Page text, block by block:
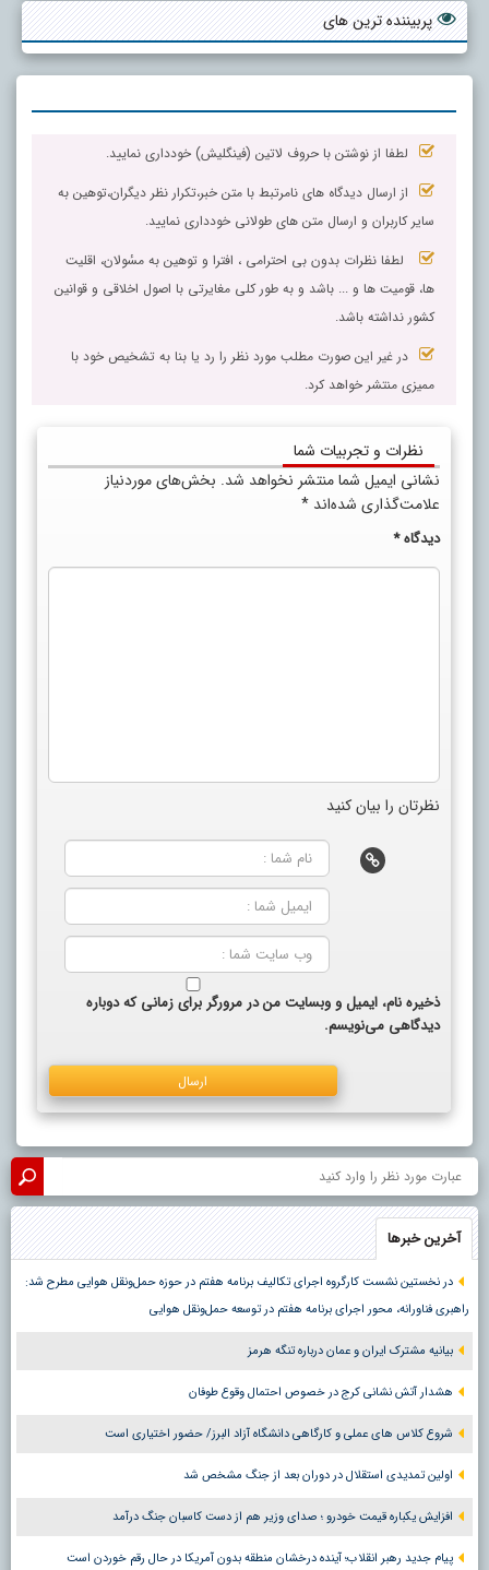
پربیننده ترین های
لطفا از نوشتن با حروف لاتین (فینگلیش) خودداری نمایید.
از ارسال دیدگاه های نامرتبط با متن خبر،تکرار نظر دیگران،توهین به
سایر کاربران و ارسال متن های طولانی خودداری نمایید.
لطفا نظرات بدون بی احترامی ، افترا و توهین به مسٔولان، اقلیت
ها، قومیت ها و ... باشد و به طور کلی مغایرتی با اصول اخلاقی و قوانین
کشور نداشته باشد.
در غیر این صورت مطلب مورد نظر را رد یا بنا به تشخیص خود با
ممیزی منتشر خواهد کرد.
نظرات و تجربیات شما
نشانی ایمیل شما منتشر نخواهد شد. بخش‌های موردنیاز
علامت‌گذاری شده‌اند *
دیدگاه*
نظرتان را بیان کنید
ذخیره نام، ایمیل و وبسایت من در مرورگر برای زمانی که دوباره
دیدگاهی می‌نویسم.
آخرین خبرها
در نخستین نشست کارگروه اجرای تکالیف برنامه هفتم در حوزه حمل‌ونقل هوایی مطرح شد:
راهبری فناورانه، محور اجرای برنامه هفتم در توسعه حمل‌ونقل هوایی
بیانیه مشترک ایران و عمان درباره تنگه هرمز
هشدار آتش نشانی کرج در خصوص احتمال وقوع طوفان
شروع کلاس های عملی و کارگاهی دانشگاه آزاد البرز/ حضور اختیاری است
اولین تمدیدی استقلال در دوران بعد از جنگ مشخص شد
افزایش یکباره قیمت خودرو ؛ صدای وزیر هم از دست کاسبان جنگ درآمد
پیام جدید رهبر انقلاب؛ آینده درخشان منطقه بدون آمریکا در حال رقم خوردن است